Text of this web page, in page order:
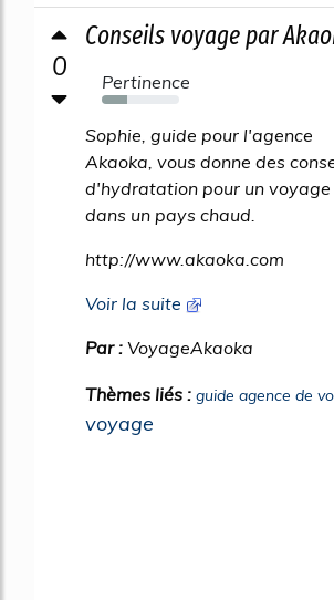
0
Conseils voyage par
Pertinence
33%
Sophie, guide pour l'agence
Akaoka, vous donne des
d'hydratation pour un voyage
dans un pays chaud.
http://www.akaoka.com
Voir la suite
Par : VoyageAkaoka
Thèmes liés : guide agence de
voyage